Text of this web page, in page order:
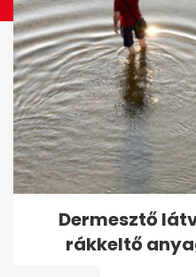
Udonis
vett az
Premier...
Dermesztő
rákkeltő